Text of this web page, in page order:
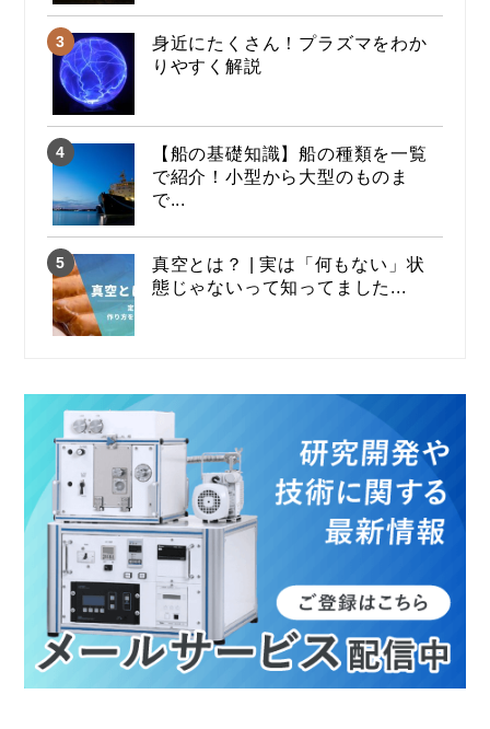
身近にたくさん！プラズマをわか
りやすく解説
【船の基礎知識】船の種類を一覧
で紹介！小型から大型のものま
で...
真空とは？ | 実は「何もない」状
態じゃないって知ってました...